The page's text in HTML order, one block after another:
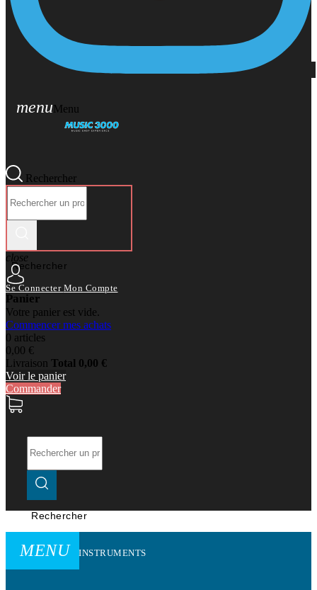
menuMenu
Rechercher
Rechercher
close
Se Connecter Mon Compte
Panier
Votre panier est vide.
Commencer mes achats
0 articles
0,00 €
Livraison Total 0,00 €
Voir le panier
Commander
Rechercher
MENU INSTRUMENTS